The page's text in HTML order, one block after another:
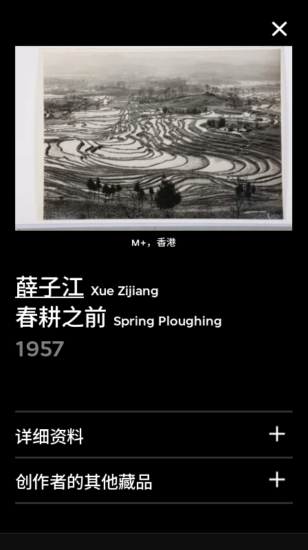
M+，香港
薛子江 Xue Zijiang
春耕之前 Spring Ploughing
1957
详细资料
创作者的其他藏品
M+藏品
进一步筛选 搜索
关于M+藏品
文化藏品。